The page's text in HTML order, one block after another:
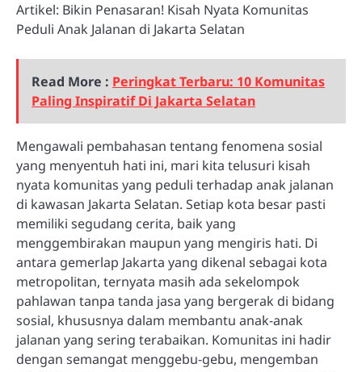
Artikel: Bikin Penasaran! Kisah Nyata Komunitas
Peduli Anak Jalanan di Jakarta Selatan
Read More : Peringkat Terbaru: 10 Komunitas
Paling Inspiratif Di Jakarta Selatan
Mengawali pembahasan tentang fenomena sosial
yang menyentuh hati ini, mari kita telusuri kisah
nyata komunitas yang peduli terhadap anak jalanan
di kawasan Jakarta Selatan. Setiap kota besar pasti
memiliki segudang cerita, baik yang
menggembirakan maupun yang mengiris hati. Di
antara gemerlap Jakarta yang dikenal sebagai kota
metropolitan, ternyata masih ada sekelompok
pahlawan tanpa tanda jasa yang bergerak di bidang
sosial, khususnya dalam membantu anak-anak
jalanan yang sering terabaikan. Komunitas ini hadir
dengan semangat menggebu-gebu, mengemban